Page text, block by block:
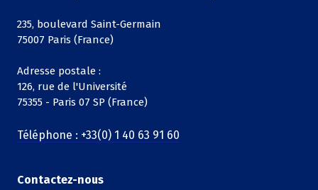
235, boulevard Saint-Germain
75007 Paris (France)
Adresse postale :
126, rue de l'Université
75355 - Paris 07 SP (France)
Téléphone : +33(0) 1 40 63 91 60
Contactez-nous